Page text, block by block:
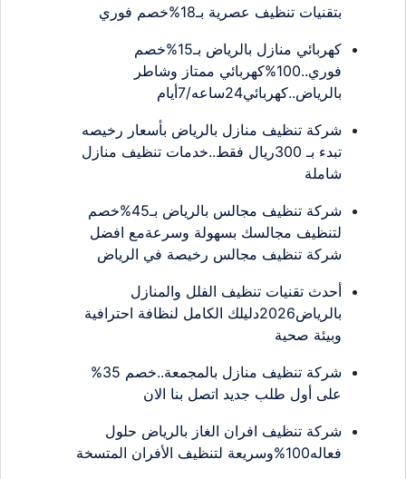
بتقنيات تنظيف عصرية بـ18%خصم فوري
كهربائي منازل بالرياض بـ15%خصم
فوري..100%كهربائي ممتاز وشاطر
بالرياض..كهربائي24ساعه/7أيام
شركة تنظيف منازل بالرياض بأسعار رخيصه
تبدء بـ 300ريال فقط..خدمات تنظيف منازل
شاملة
شركة تنظيف مجالس بالرياض بـ45%خصم
لتنظيف مجالسك بسهولة وسرعةمع افضل
شركة تنظيف مجالس رخيصة في الرياض
أحدث تقنيات تنظيف الفلل والمنازل
بالرياض2026دليلك الكامل لنظافة احترافية
وبيئة صحية
شركة تنظيف منازل بالمجمعة..خصم 35%
على أول طلب جديد اتصل بنا الان
شركة تنظيف افران الغاز بالرياض حلول
فعاله100%وسريعة لتنظيف الأفران المتسخة